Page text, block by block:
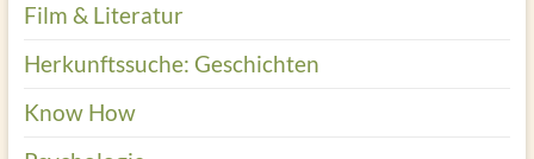
Film & Literatur
Herkunftssuche: Geschichten
Know How